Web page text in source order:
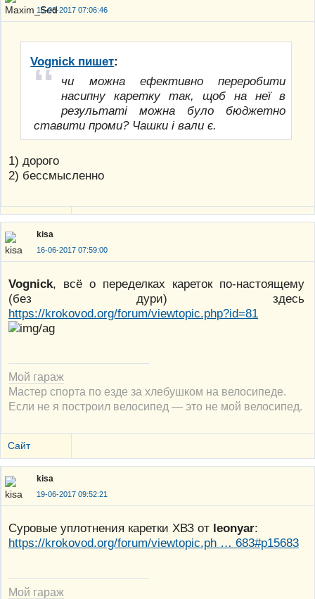
16-06-2017 07:06:46
Vognick пишет:
чи можна ефективно переробити
насипну каретку так, щоб на неї в
результаті можна було бюджетно
ставити проми? Чашки і вали є.
1) дорого
2) бессмысленно
kisa
16-06-2017 07:59:00
Vognick, всё о переделках кареток по-настоящему
(без дури) здесь
https://krokovod.org/forum/viewtopic.php?id=81
Мой гараж
Мастер спорта по езде за хлебушком на велосипеде.
Если не я построил велосипед — это не мой велосипед.
Сайт
kisa
19-06-2017 09:52:21
Суровые уплотнения каретки ХВЗ от leonyar:
https://krokovod.org/forum/viewtopic.ph … 683#p15683
Мой гараж